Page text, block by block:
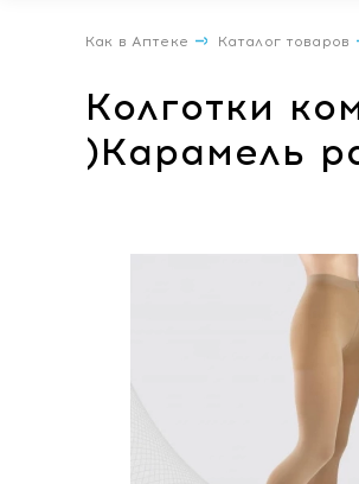
Как в Аптеке Каталог товаров
Колготки
)Карамель